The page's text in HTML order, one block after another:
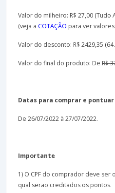
Valor do milheiro: R$ 27,00 (Tudo
(veja a COTAÇÃO para ver
Valor do desconto: R$ 2429,35
Valor do final do produto: De R$
Datas para comprar e pontuar
De 26/07/2022 à 27/07/2022.
Importante
1) O CPF do comprador deve ser
qual serão creditados os pontos.